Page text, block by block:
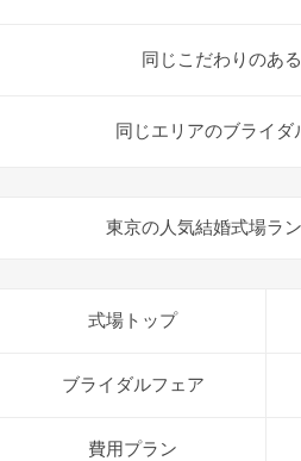
同じこだわりのあ
同じエリアのブライダ
東京の人気結婚式場ラ
式場トップ
ブライダルフェア
費用プラン